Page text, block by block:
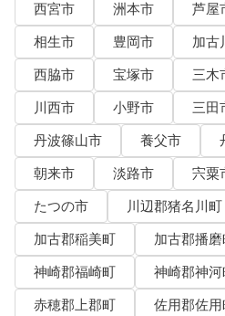
西宮市
洲本市 芦屋
相生市
豊岡市 加古
西脇市
宝塚市 三木
川西市
小野市 三田
丹波篠山市
養父市
朝来市
淡路市 宍粟
たつの市
川辺郡猪名川町
加古郡稲美町
加古郡播磨
神崎郡福崎町
神崎郡神河
赤穂郡上郡町
佐用郡佐用